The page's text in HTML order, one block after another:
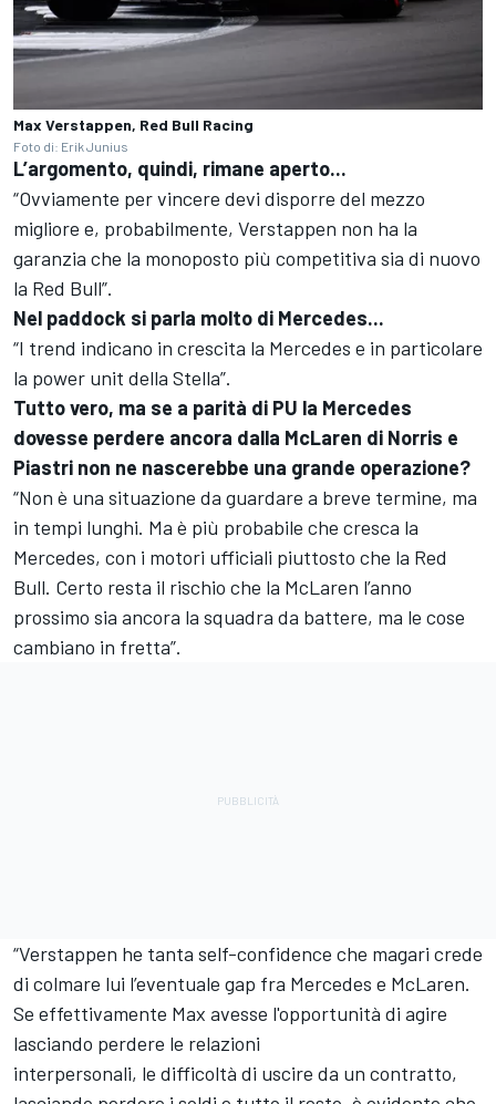
Max Verstappen, Red Bull Racing
Foto di: Erik Junius
L’argomento, quindi, rimane aperto...
“Ovviamente per vincere devi disporre del mezzo
migliore e, probabilmente, Verstappen non ha la
garanzia che la monoposto più competitiva sia di nuovo
la Red Bull”.
Nel paddock si parla molto di Mercedes...
“I trend indicano in crescita la Mercedes e in particolare
la power unit della Stella”.
Tutto vero, ma se a parità di PU la Mercedes
dovesse perdere ancora dalla McLaren di Norris e
Piastri non ne nascerebbe una grande operazione?
“Non è una situazione da guardare a breve termine, ma
in tempi lunghi. Ma è più probabile che cresca la
Mercedes, con i motori ufficiali piuttosto che la Red
Bull. Certo resta il rischio che la McLaren l’anno
prossimo sia ancora la squadra da battere, ma le cose
cambiano in fretta”.
“Verstappen he tanta self-confidence che magari crede
di colmare lui l’eventuale gap fra Mercedes e McLaren.
Se effettivamente Max avesse l'opportunità di agire
lasciando perdere le relazioni
interpersonali, le difficoltà di uscire da un contratto,